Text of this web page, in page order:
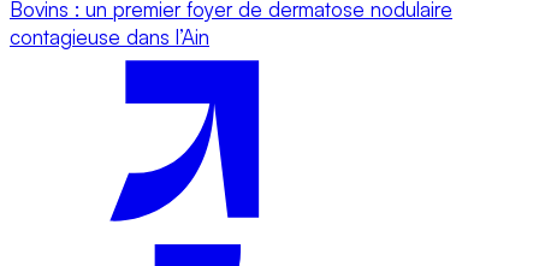
Bovins : un premier foyer de dermatose nodulaire
contagieuse dans l’Ain